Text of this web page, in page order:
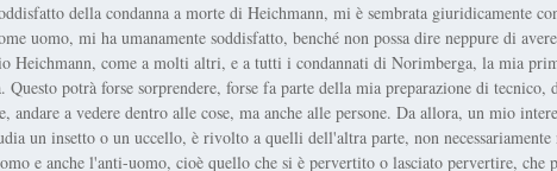
della condanna a morte di Heichmann, mi è sembrata giuridicamente
uomo, mi ha umanamente soddisfatto, benché non possa dire neppure di
Heichmann, come a molti altri, e a tutti i condannati di Norimberga, la mia
Questo potrà forse sorprendere, forse fa parte della mia preparazione di
andare a vedere dentro alle cose, ma anche alle persone. Da allora, un mio
un insetto o un uccello, è rivolto a quelli dell'altra parte, non
e anche l'anti-uomo, cioè quello che si è pervertito o lasciato pervertire, che